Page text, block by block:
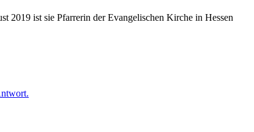
2019 ist sie Pfarrerin der Evangelischen Kirche in Hessen